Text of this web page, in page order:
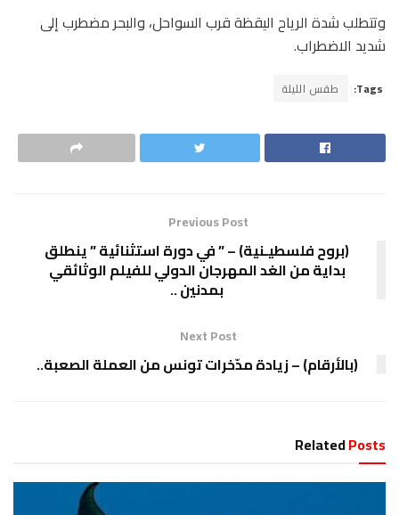
وتتطلب شدة الرياح اليقظة قرب السواحل، والبحر مضطرب إلى
شديد الاضطراب.
Tags: طقس الليلة
Previous Post
(بروح فلسطيـنية) – ” في دورة استثنائية ” ينطلق
بداية من الغد المهرجان الدولي للفيلم الوثائقي
بمدنين ..
Next Post
(بالأرقام) – زيادة مدّخرات تونس من العملة الصعبة..
RelatedPosts